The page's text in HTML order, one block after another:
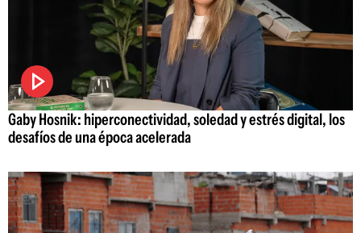
Gaby Hosnik: hiperconectividad, soledad y estrés digital, los
desafíos de una época acelerada